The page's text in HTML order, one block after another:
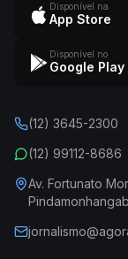
Disponível na
App Store
Disponível no
Google Play
(12) 3645-2300
(12) 99112-8686
Av. Fortunato